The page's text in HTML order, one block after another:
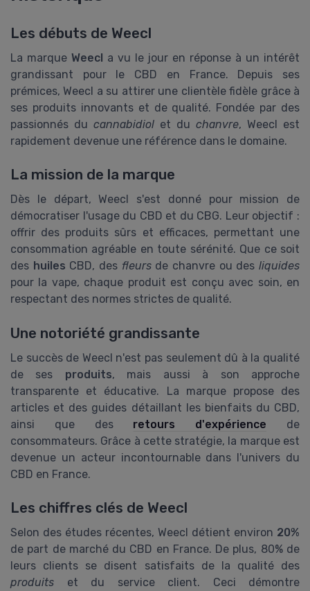
Les débuts de Weecl
La marque Weecl a vu le jour en réponse à un intérêt
grandissant pour le CBD en France. Depuis ses
prémices, Weecl a su attirer une clientèle fidèle grâce à
ses produits innovants et de qualité. Fondée par des
passionnés du cannabidiol et du chanvre, Weecl est
rapidement devenue une référence dans le domaine.
La mission de la marque
Dès le départ, Weecl s'est donné pour mission de
démocratiser l'usage du CBD et du CBG. Leur objectif :
offrir des produits sûrs et efficaces, permettant une
consommation agréable en toute sérénité. Que ce soit
des huiles CBD, des fleursde chanvre ou desliquides
pour la vape, chaque produit est conçu avec soin, en
respectant des normes strictes de qualité.
Une notoriété grandissante
Le succès de Weecl n'est pas seulement dû à la qualité
de ses produits, mais aussi à son approche
transparente et éducative. La marque propose des
articles et des guides détaillant les bienfaits du CBD,
ainsi que des retours d'expérience de
consommateurs. Grâce à cette stratégie, la marque est
devenue un acteur incontournable dans l'univers du
CBD en France.
Les chiffres clés de Weecl
Selon des études récentes, Weecl détient environ 20%
de part de marché du CBD en France. De plus, 80% de
leurs clients se disent satisfaits de la qualité des
produits et du service client. Ceci démontre